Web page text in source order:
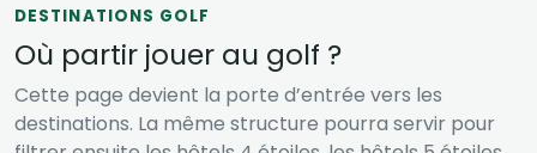
DESTINATIONS GOLF
Où partir jouer au golf ?
Cette page devient la porte d’entrée vers les
destinations. La même structure pourra servir pour